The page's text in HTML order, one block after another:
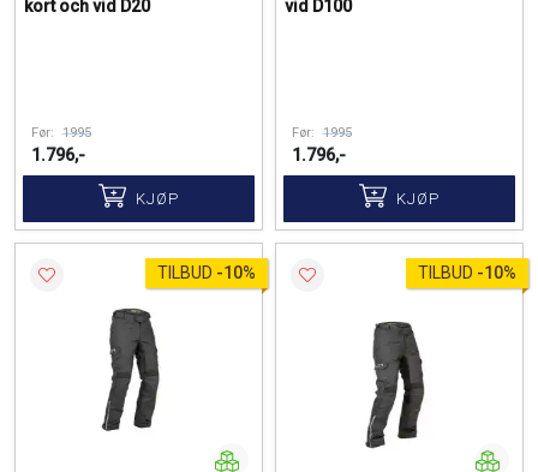
kort och vid D20
Før: 1995
1.796,-
KJØP
vid D100
Før: 1995
1.796,-
KJØP
TILBUD -10% TILBUD -10%